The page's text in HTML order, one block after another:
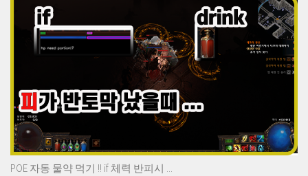
POE 자동 물약 먹기 !! if 체력 반피시 ...